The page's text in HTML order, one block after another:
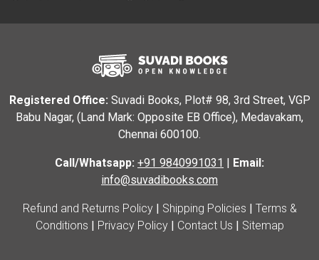
Registered Office: Suvadi Books, Plot# 98, 3rd Street, VGP
Babu Nagar, (Land Mark: Opposite EB Office), Medavakam,
Chennai 600100.
Call/Whatsapp: +91 9840991031 | Email:
info@suvadibooks.com
Refund and Returns Policy| Shipping Policies | Terms &
Conditions | Privacy Policy| Contact Us | Sitemap